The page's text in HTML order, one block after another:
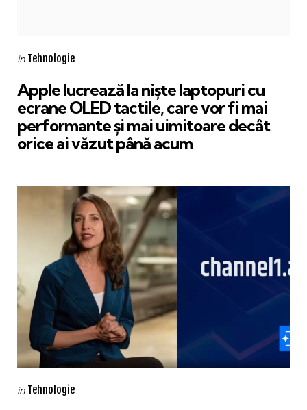
Categories
Posted
in Tehnologie
Apple lucrează la niște laptopuri cu
ecrane OLED tactile, care vor fi mai
performante și mai uimitoare decât
orice ai văzut până acum
Categories
Posted
in Tehnologie